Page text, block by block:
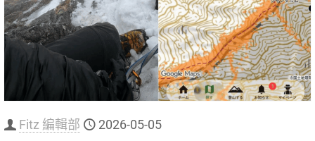
Fitz 編輯部 2026-05-05